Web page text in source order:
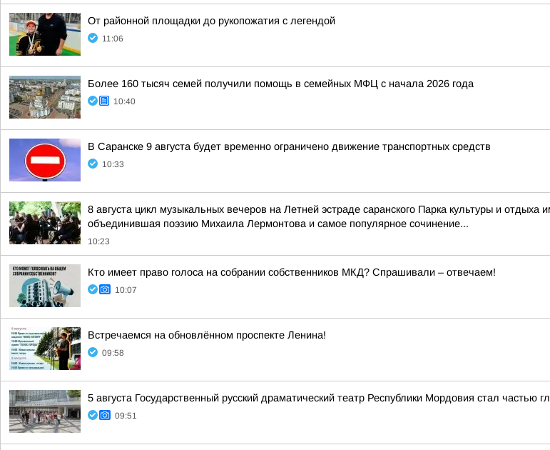
От районной площадки до рукопожатия с легендой
11:06
Более 160 тысяч семей получили помощь в семейных МФЦ с начала 2026 года
10:40
В Саранске 9 августа будет временно ограничено движение транспортных средств
10:33
8 августа цикл музыкальных вечеров на Летней эстраде саранского Парка культуры и
объединившая поэзию Михаила Лермонтова и самое популярное сочинение...
10:23
Кто имеет право голоса на собрании собственников МКД? Спрашивали – отвечаем!
10:07
Встречаемся на обновлённом проспекте Ленина!
09:58
5 августа Государственный русский драматический театр Республики Мордовия стал частью
09:51